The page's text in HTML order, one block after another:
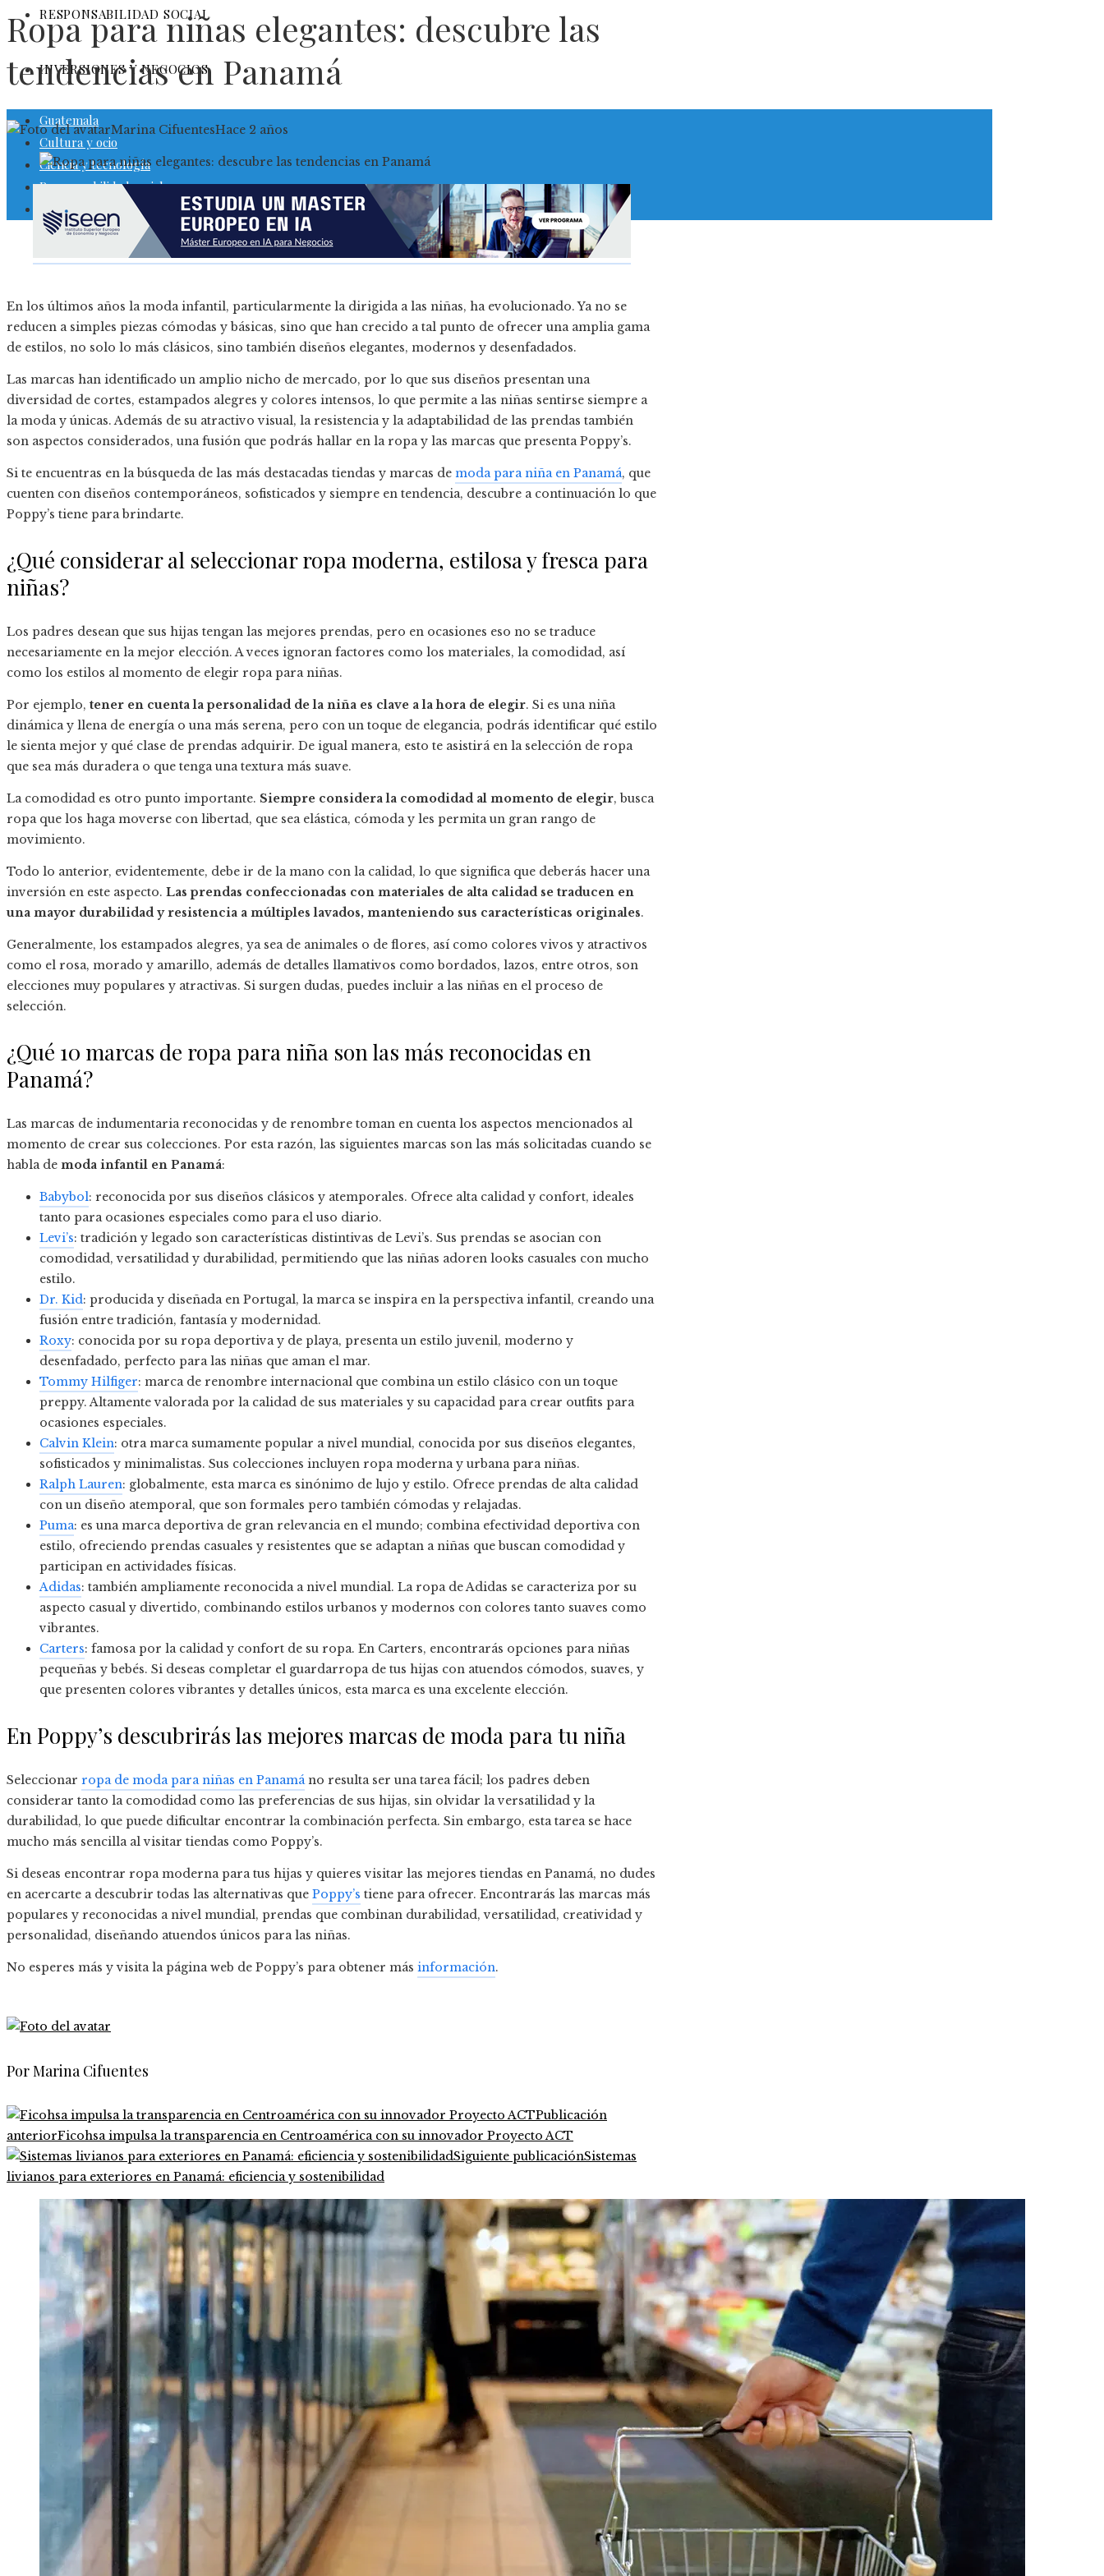
RESPONSABILIDAD SOCIAL
INVERSIONES Y NEGOCIOS
Guatemala
Cultura y ocio
Ciencia y tecnología
Responsabilidad social
Inversiones y negocios
Ropa para niñas elegantes: descubre las
tendencias en Panamá
Marina CifuentesHace 2 años
En los últimos años la moda infantil, particularmente la dirigida a las niñas, ha evolucionado. Ya no se
reducen a simples piezas cómodas y básicas, sino que han crecido a tal punto de ofrecer una amplia gama
de estilos, no solo lo más clásicos, sino también diseños elegantes, modernos y desenfadados.
Las marcas han identificado un amplio nicho de mercado, por lo que sus diseños presentan una
diversidad de cortes, estampados alegres y colores intensos, lo que permite a las niñas sentirse siempre a
la moda y únicas. Además de su atractivo visual, la resistencia y la adaptabilidad de las prendas también
son aspectos considerados, una fusión que podrás hallar en la ropa y las marcas que presenta Poppy’s.
Si te encuentras en la búsqueda de las más destacadas tiendas y marcas de moda para niña en Panamá, que
cuenten con diseños contemporáneos, sofisticados y siempre en tendencia, descubre a continuación lo que
Poppy’s tiene para brindarte.
¿Qué considerar al seleccionar ropa moderna, estilosa y fresca para
niñas?
Los padres desean que sus hijas tengan las mejores prendas, pero en ocasiones eso no se traduce
necesariamente en la mejor elección. A veces ignoran factores como los materiales, la comodidad, así
como los estilos al momento de elegir ropa para niñas.
Por ejemplo, tener en cuenta la personalidad de la niña es clave a la hora de elegir. Si es una niña
dinámica y llena de energía o una más serena, pero con un toque de elegancia, podrás identificar qué estilo
le sienta mejor y qué clase de prendas adquirir. De igual manera, esto te asistirá en la selección de ropa
que sea más duradera o que tenga una textura más suave.
La comodidad es otro punto importante. Siempre considera la comodidad al momento de elegir, busca
ropa que los haga moverse con libertad, que sea elástica, cómoda y les permita un gran rango de
movimiento.
Todo lo anterior, evidentemente, debe ir de la mano con la calidad, lo que significa que deberás hacer una
inversión en este aspecto. Las prendas confeccionadas con materiales de alta calidad se traducen en
una mayor durabilidad y resistencia a múltiples lavados, manteniendo sus características originales.
Generalmente, los estampados alegres, ya sea de animales o de flores, así como colores vivos y atractivos
como el rosa, morado y amarillo, además de detalles llamativos como bordados, lazos, entre otros, son
elecciones muy populares y atractivas. Si surgen dudas, puedes incluir a las niñas en el proceso de
selección.
¿Qué 10 marcas de ropa para niña son las más reconocidas en
Panamá?
Las marcas de indumentaria reconocidas y de renombre toman en cuenta los aspectos mencionados al
momento de crear sus colecciones. Por esta razón, las siguientes marcas son las más solicitadas cuando se
habla de moda infantil en Panamá:
Babybol: reconocida por sus diseños clásicos y atemporales. Ofrece alta calidad y confort, ideales
tanto para ocasiones especiales como para el uso diario.
Levi’s: tradición y legado son características distintivas de Levi’s. Sus prendas se asocian con
comodidad, versatilidad y durabilidad, permitiendo que las niñas adoren looks casuales con mucho
estilo.
Dr. Kid: producida y diseñada en Portugal, la marca se inspira en la perspectiva infantil, creando una
fusión entre tradición, fantasía y modernidad.
Roxy: conocida por su ropa deportiva y de playa, presenta un estilo juvenil, moderno y
desenfadado, perfecto para las niñas que aman el mar.
Tommy Hilfiger: marca de renombre internacional que combina un estilo clásico con un toque
preppy. Altamente valorada por la calidad de sus materiales y su capacidad para crear outfits para
ocasiones especiales.
Calvin Klein: otra marca sumamente popular a nivel mundial, conocida por sus diseños elegantes,
sofisticados y minimalistas. Sus colecciones incluyen ropa moderna y urbana para niñas.
Ralph Lauren: globalmente, esta marca es sinónimo de lujo y estilo. Ofrece prendas de alta calidad
con un diseño atemporal, que son formales pero también cómodas y relajadas.
Puma: es una marca deportiva de gran relevancia en el mundo; combina efectividad deportiva con
estilo, ofreciendo prendas casuales y resistentes que se adaptan a niñas que buscan comodidad y
participan en actividades físicas.
Adidas: también ampliamente reconocida a nivel mundial. La ropa de Adidas se caracteriza por su
aspecto casual y divertido, combinando estilos urbanos y modernos con colores tanto suaves como
vibrantes.
Carters: famosa por la calidad y confort de su ropa. En Carters, encontrarás opciones para niñas
pequeñas y bebés. Si deseas completar el guardarropa de tus hijas con atuendos cómodos, suaves, y
que presenten colores vibrantes y detalles únicos, esta marca es una excelente elección.
En Poppy’s descubrirás las mejores marcas de moda para tu niña
Seleccionar ropa de moda para niñas en Panamáno resulta ser una tarea fácil; los padres deben
considerar tanto la comodidad como las preferencias de sus hijas, sin olvidar la versatilidad y la
durabilidad, lo que puede dificultar encontrar la combinación perfecta. Sin embargo, esta tarea se hace
mucho más sencilla al visitar tiendas como Poppy’s.
Si deseas encontrar ropa moderna para tus hijas y quieres visitar las mejores tiendas en Panamá, no dudes
en acercarte a descubrir todas las alternativas que Poppy’s tiene para ofrecer. Encontrarás las marcas más
populares y reconocidas a nivel mundial, prendas que combinan durabilidad, versatilidad, creatividad y
personalidad, diseñando atuendos únicos para las niñas.
No esperes más y visita la página web de Poppy’s para obtener más información.
Por Marina Cifuentes
Publicación
anteriorFicohsa impulsa la transparencia en Centroamérica con su innovador Proyecto ACT
Siguiente publicaciónSistemas
livianos para exteriores en Panamá: eficiencia y sostenibilidad